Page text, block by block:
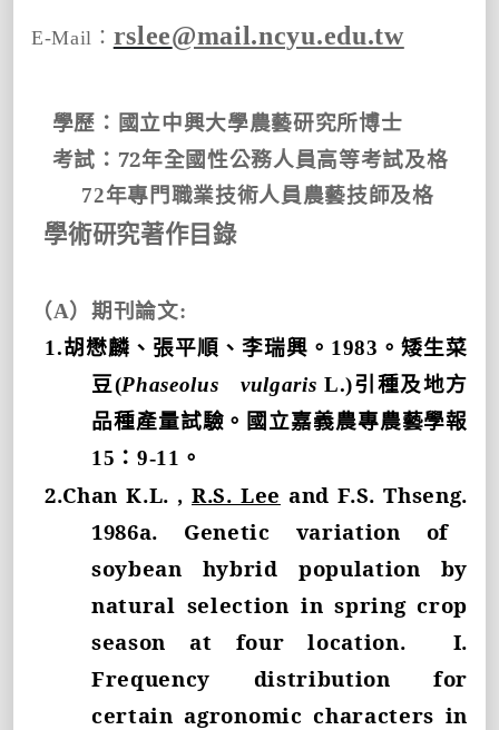
E-Mail ： rslee@mail.ncyu.edu.tw
學歷：國立中興大學農藝研究所博士
考試： 72年全國性公務人員高等考試及格
72年專門職業技術人員農藝技師及格
學術研究著作目錄
（A）期刊論文:
1.胡懋麟、張平順、李瑞興。 1983 。矮生菜
豆(Phaseolus vulgarisL.)引種及地方
品種產量試驗。國立嘉義農專農藝學報
15 ：9-11 。
2.Chan K.L. ,R.S. Lee and F.S. Thseng.
1986a.
Genetic variation
of
soybean hybrid population by
natural selection in spring crop
season at four location.
I.
Frequency
distribution
for
certain agronomic characters in